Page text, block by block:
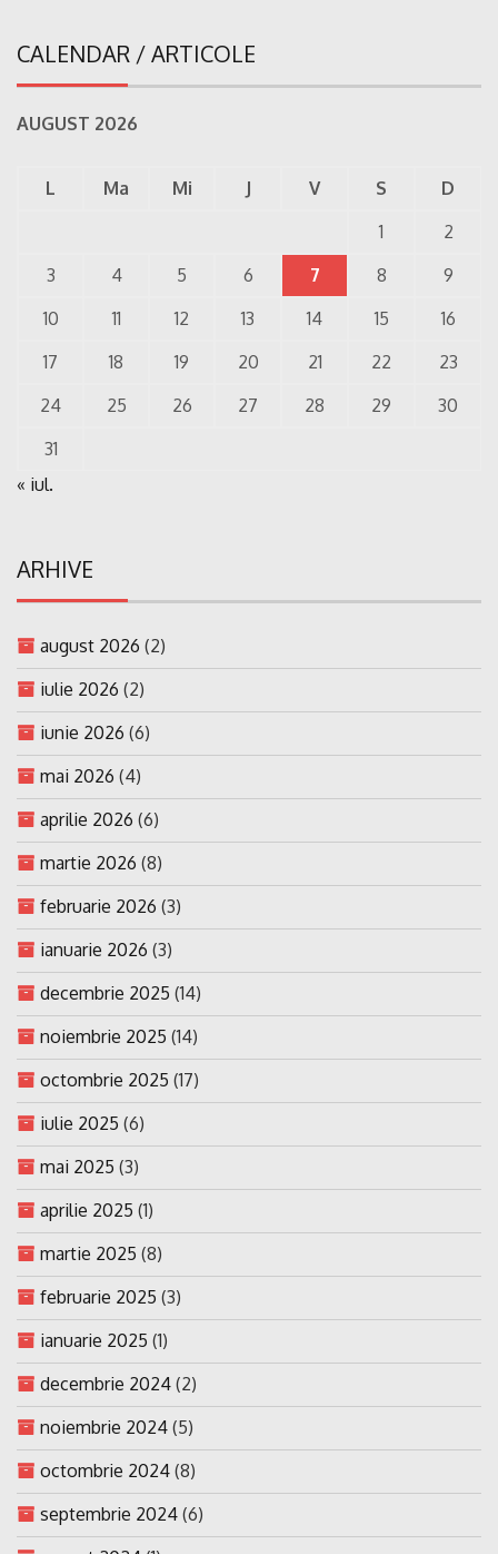
CALENDAR / ARTICOLE
AUGUST 2026
L Ma Mi J V S
D
1
2
3
4 5 6 7 8
9
10
11 12 13 14 15
16
17
18 19 20 21 22
23
24
25 26 27 28 29
30
31
« iul.
ARHIVE
august 2026 (2)
iulie 2026 (2)
iunie 2026 (6)
mai 2026 (4)
aprilie 2026 (6)
martie 2026 (8)
februarie 2026 (3)
ianuarie 2026 (3)
decembrie 2025 (14)
noiembrie 2025 (14)
octombrie 2025 (17)
iulie 2025 (6)
mai 2025 (3)
aprilie 2025 (1)
martie 2025 (8)
februarie 2025 (3)
ianuarie 2025 (1)
decembrie 2024 (2)
noiembrie 2024 (5)
octombrie 2024 (8)
septembrie 2024 (6)